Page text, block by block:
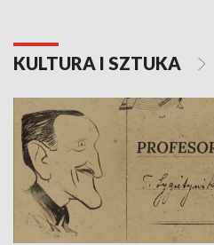
KULTURA I SZTUKA